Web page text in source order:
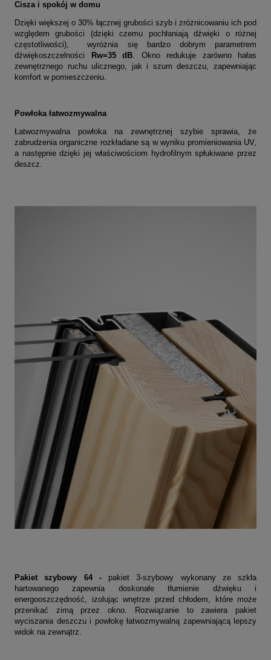
Cisza i spokój w domu
Dzięki większej o 30% łącznej grubości szyb i zróżnicowaniu ich pod
względem grubości (dzięki czemu pochłaniają dźwięki o różnej
częstotliwości), wyróżnia się bardzo dobrym parametrem
dźwiękoszczelności
Rw=35 dB . Okno redukuje zarówno hałas
zewnętrznego ruchu ulicznego, jak i szum deszczu, zapewniając
komfort w pomieszczeniu.
Powłoka łatwozmywalna
Łatwozmywalna powłoka na zewnętrznej szybie sprawia, że
zabrudzenia organiczne rozkładane są w wyniku promieniowania UV,
a następnie dzięki jej właściwościom hydrofilnym spłukiwane przez
deszcz.
Pakiet szybowy 64 - pakiet 3-szybowy wykonany ze szkła
hartowanego zapewnia doskonałe tłumienie dźwięku i
energooszczędność, izolując wnętrze przed chłodem, które może
przenikać zimą przez okno. Rozwiązanie to zawiera pakiet
wyciszania deszczu i powłokę łatwozmywalną zapewniającą lepszy
widok na zewnątrz.